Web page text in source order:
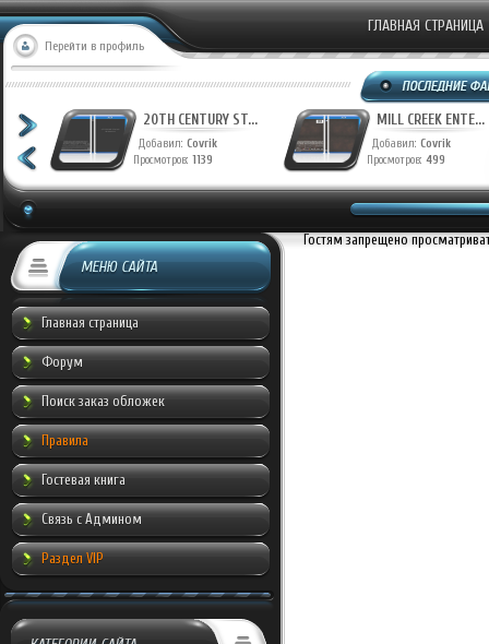
Перейти в профиль
ГЛАВНАЯ СТРАНИЦА
20TH CENTURY ST...
Добавил: Covrik
Просмотров: 1139
MILL CREEK ENTE...
Добавил: Covrik
Просмотров: 499
МЕНЮ САЙТА
Главная страница
Форум
Поиск заказ обложек
Правила
Гостевая книга
Связь с Админом
Раздел VIP
Гостям запрещено